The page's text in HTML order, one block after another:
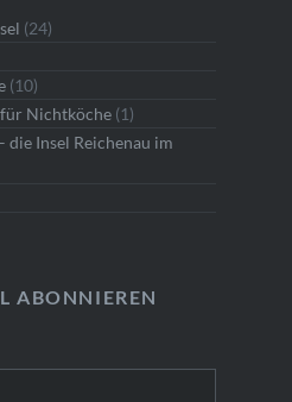
(24)
(10)
für Nichtköche(1)
die Insel Reichenau im
ABONNIEREN